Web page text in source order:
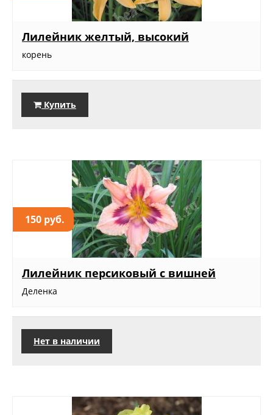
Лилейник желтый, высокий
корень
Купить
150 руб.
Лилейник персиковый с вишней
Деленка
Нет в наличии